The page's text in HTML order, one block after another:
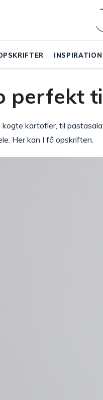
INSPIRATION
kartofler, til
Her kan I få opskriften.